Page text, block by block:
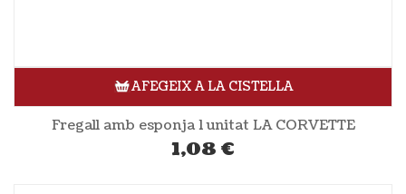
AFEGEIX A LA CISTELLA
Fregall amb esponja 1 unitat LA CORVETTE
1,08 €